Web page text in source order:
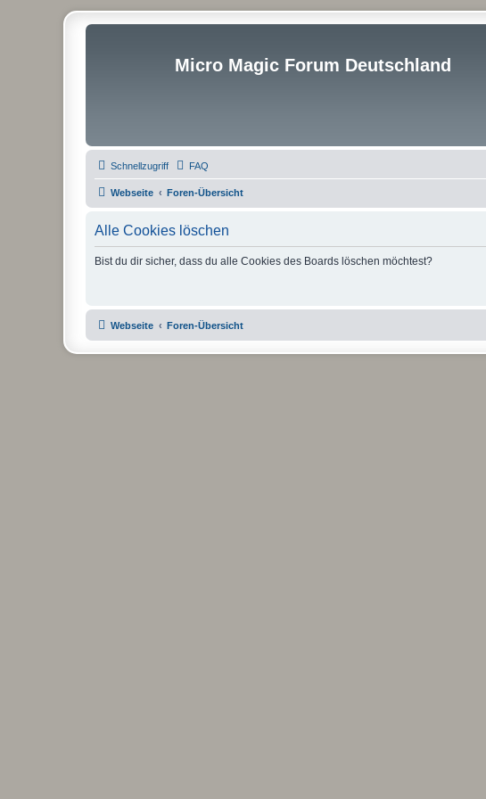
Micro Magic Forum Deutschland
Schnellzugriff FAQ
Webseite Foren-Übersicht
Alle Cookies löschen
Bist du dir sicher, dass du alle Cookies des Boards löschen möchtest?
Webseite Foren-Übersicht